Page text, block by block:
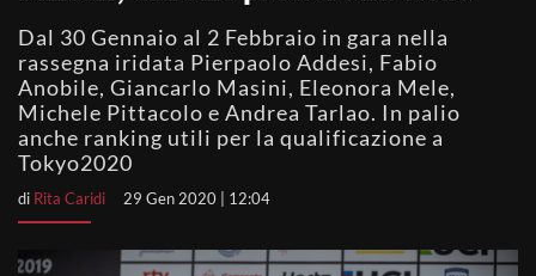
Dal 30 Gennaio al 2 Febbraio in gara nella
rassegna iridata Pierpaolo Addesi, Fabio
Anobile, Giancarlo Masini, Eleonora Mele,
Michele Pittacolo e Andrea Tarlao. In palio
anche ranking utili per la qualificazione a
Tokyo2020
di Rita Caridi 29 Gen 2020 | 12:04